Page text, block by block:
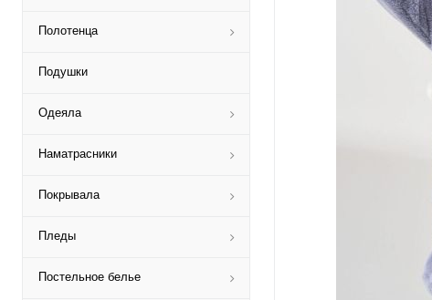
Полотенца
Подушки
Одеяла
Наматрасники
Покрывала
Пледы
Постельное белье